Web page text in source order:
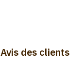
Avis des clients